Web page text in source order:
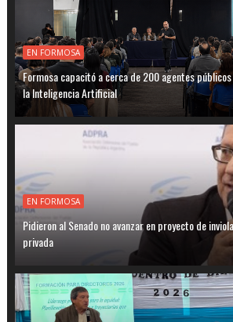
EN FORMOSA
Formosa capacitó a cerca de 200 agentes
la Inteligencia Artificial
EN FORMOSA
Pidieron al Senado no avanzar en proyecto de
privada